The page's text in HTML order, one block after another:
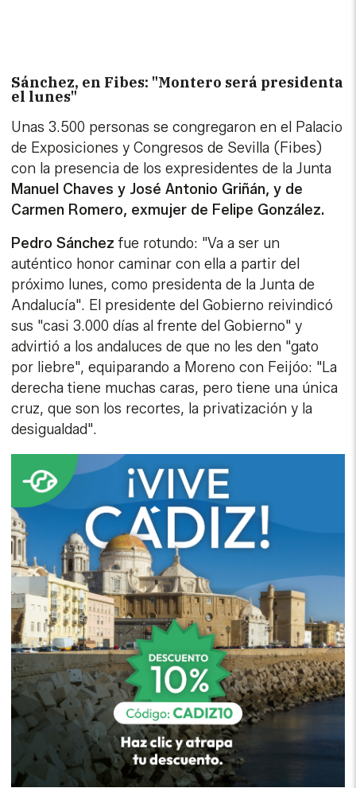
Sánchez, en Fibes: "Montero será presidenta
el lunes"
Unas 3.500 personas se congregaron en el Palacio
de Exposiciones y Congresos de Sevilla (Fibes)
con la presencia de los expresidentes de la Junta
Manuel Chaves y José Antonio Griñán, y de
Carmen Romero, exmujer de Felipe González.
Pedro Sánchezfue rotundo: "Va a ser un
auténtico honor caminar con ella a partir del
próximo lunes, como presidenta de la Junta de
Andalucía". El presidente del Gobierno reivindicó
sus "casi 3.000 días al frente del Gobierno" y
advirtió a los andaluces de que no les den "gato
por liebre", equiparando a Moreno con Feijóo: "La
derecha tiene muchas caras, pero tiene una única
cruz, que son los recortes, la privatización y la
desigualdad".